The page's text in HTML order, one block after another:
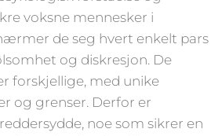
voksne mennesker i
de seg hvert enkelt pars
og diskresjon. De
forskjellige, med unike
og grenser. Derfor er
noe som sikrer en